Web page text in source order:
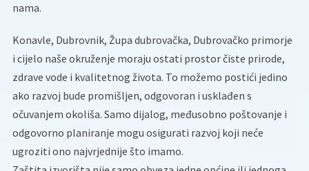
nama.
Konavle, Dubrovnik, Župa dubrovačka, Dubrovačko primorje
i cijelo naše okruženje moraju ostati prostor čiste prirode,
zdrave vode i kvalitetnog života. To možemo postići jedino
ako razvoj bude promišljen, odgovoran i usklađen s
očuvanjem okoliša. Samo dijalog, međusobno poštovanje i
odgovorno planiranje mogu osigurati razvoj koji neće
ugroziti ono najvrjednije što imamo.